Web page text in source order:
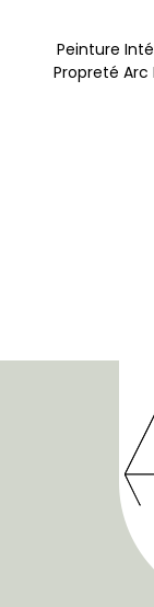
Peinture
Propreté